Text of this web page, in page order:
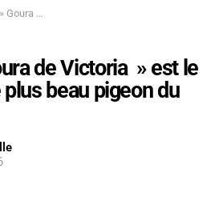
le plus beau pigeon du monde
de Victoria » est le
beau pigeon du